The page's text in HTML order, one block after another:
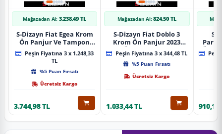
Mağazadan Al: 3.238,49 TL
S-Dizayn Fiat Egea Krom
Ön Panjur Ve Tampon
Çıta Seti Diamond Model
22 Prç. 2020 Üzeri (Parlak
Peşin Fiyatına 3 x 1.248,33
TL
%5 Puan Fırsatı
Ücretsiz Kargo
3.744,98 TL
Mağazadan Al: 824,50 TL
S-Dizayn Fiat Doblo 3
Krom Ön Panjur 2023
Üzeri A+ Kalite
Peşin Fiyatına 3 x 344,48 TL
%5 Puan Fırsatı
Ücretsiz Kargo
1.033,44 TL
S-
Ön
910,16